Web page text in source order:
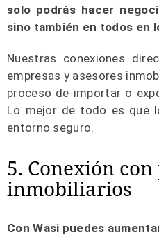
solo podrás hacer
sino también en todos en
Nuestras conexiones
empresas y asesores
proceso de importar o
Lo mejor de todo es que
entorno seguro.
5. Conexión
inmobiliarios
Con Wasi puedes